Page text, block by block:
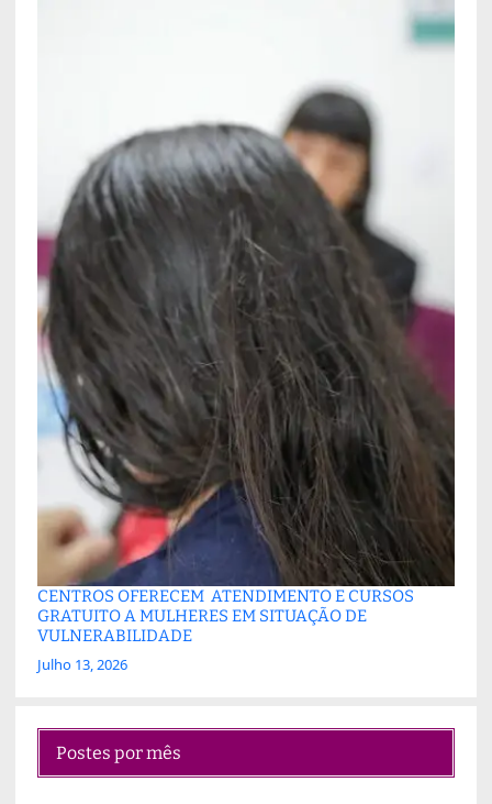
CENTROS OFERECEM ATENDIMENTO E CURSOS
GRATUITO A MULHERES EM SITUAÇÃO DE
VULNERABILIDADE
Julho 13, 2026
Postes por mês